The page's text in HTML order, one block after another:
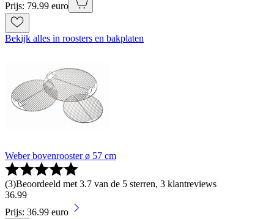
Prijs: 79.99 euro
Bekijk alles in roosters en bakplaten
Weber bovenrooster ø 57 cm
(3)Beoordeeld met 3.7 van de 5 sterren, 3 klantreviews
36.99
Prijs: 36.99 euro